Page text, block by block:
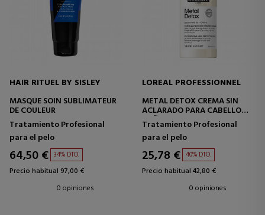
HAIR RITUEL BY SISLEY
MASQUE SOIN SUBLIMATEUR
DE COULEUR
Tratamiento Profesional
para el pelo
64,50 € 34% DTO.
Precio habitual 97,00 €
0 opiniones
LOREAL PROFESSIONNEL
METAL DETOX CREMA SIN
ACLARADO PARA CABELLO
DAÑADO
Tratamiento Profesional
para el pelo
25,78 € 40% DTO.
Precio habitual 42,80 €
0 opiniones